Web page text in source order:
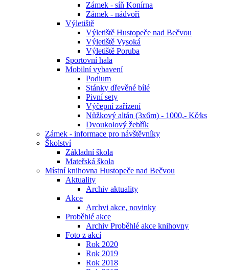
Zámek - síň Konírna
Zámek - nádvoří
Výletiště
Výletiště Hustopeče nad Bečvou
Výletiště Vysoká
Výletiště Poruba
Sportovní hala
Mobilní vybavení
Podium
Stánky dřevěné bílé
Pivní sety
Výčepní zařízení
Nůžkový altán (3x6m) - 1000,- Kč⁄ks
Dvoukolový žebřík
Zámek - informace pro návštěvníky
Školství
Základní škola
Mateřská škola
Místní knihovna Hustopeče nad Bečvou
Aktuality
Archiv aktuality
Akce
Archvi akce, novinky
Proběhlé akce
Archiv Proběhlé akce knihovny
Foto z akcí
Rok 2020
Rok 2019
Rok 2018